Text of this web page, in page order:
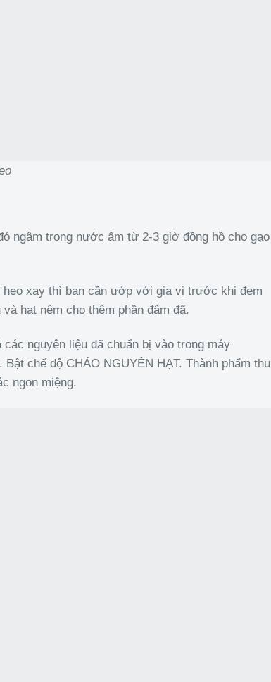
ngâm trong nước ấm từ 2-3 giờ đồng hồ cho gạo
heo xay thì bạn cần ướp với gia vị trước khi đem
hạt nêm cho thêm phần đậm đã.
nguyên liệu đã chuẩn bị vào trong máy
chế độ CHÁO NGUYÊN HẠT. Thành phẩm thu
ngon miệng.